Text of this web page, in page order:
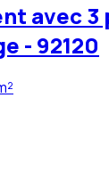
avec 3
- 92120